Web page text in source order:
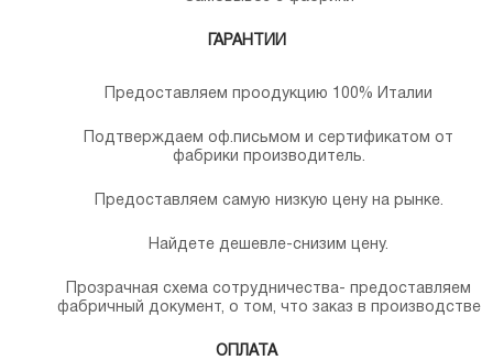
ГАРАНТИИ
Предоставляем проодукцию 100% Италии
Подтверждаем оф.письмом и сертификатом от
фабрики производитель.
Предоставляем самую низкую цену на рынке.
Найдете дешевле-снизим цену.
Прозрачная схема сотрудничества- предоставляем
фабричный документ, о том, что заказ в производстве
ОПЛАТА